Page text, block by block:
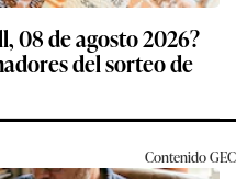
08 de agosto 2026?
del sorteo de
ContenidoGEC